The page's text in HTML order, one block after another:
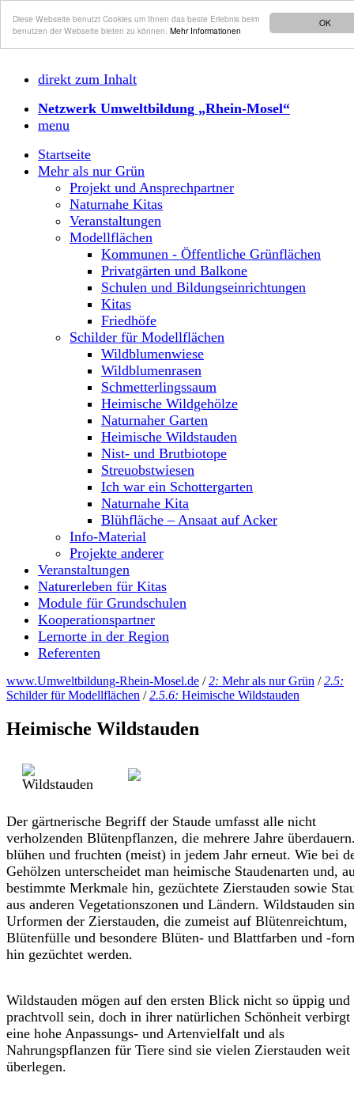
OK
Diese Webseite benutzt Cookies um Ihnen das beste Erlebnis beim
benutzen der Webseite bieten zu können. Mehr Informationen
direkt zum Inhalt
Netzwerk Umweltbildung „Rhein-Mosel“
menu
Startseite
Mehr als nur Grün
Projekt und Ansprechpartner
Naturnahe Kitas
Veranstaltungen
Modellflächen
Kommunen - Öffentliche Grünflächen
Privatgärten und Balkone
Schulen und Bildungseinrichtungen
Kitas
Friedhöfe
Schilder für Modellflächen
Wildblumenwiese
Wildblumenrasen
Schmetterlingssaum
Heimische Wildgehölze
Naturnaher Garten
Heimische Wildstauden
Nist- und Brutbiotope
Streuobstwiesen
Ich war ein Schottergarten
Naturnahe Kita
Blühfläche – Ansaat auf Acker
Info-Material
Projekte anderer
Veranstaltungen
Naturerleben für Kitas
Module für Grundschulen
Kooperationspartner
Lernorte in der Region
Referenten
www.Umweltbildung-Rhein-Mosel.de /2: Mehr als nur Grün /2.5:
Schilder für Modellflächen /2.5.6: Heimische Wildstauden
Heimische Wildstauden
Der gärtnerische Begriff der Staude umfasst alle nicht
verholzenden Blütenpflanzen, die mehrere Jahre
blühen und fruchten (meist) in jedem Jahr erneut. Wie bei
Gehölzen unterscheidet man heimische Staudenarten und,
bestimmte Merkmale hin, gezüchtete Zierstauden sowie
aus anderen Vegetationszonen und Ländern. Wildstauden
Urformen der Zierstauden, die zumeist auf Blütenreichtum,
Blütenfülle und besondere Blüten- und Blattfarben und -
hin gezüchtet werden.
Wildstauden mögen auf den ersten Blick nicht so üppig und
prachtvoll sein, doch in ihrer natürlichen Schönheit verbirgt
eine hohe Anpassungs- und Artenvielfalt und als
Nahrungspflanzen für Tiere sind sie vielen Zierstauden weit
überlegen.